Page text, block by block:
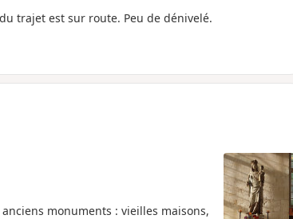
trajet est sur route. Peu de dénivelé.
monuments : vieilles maisons,